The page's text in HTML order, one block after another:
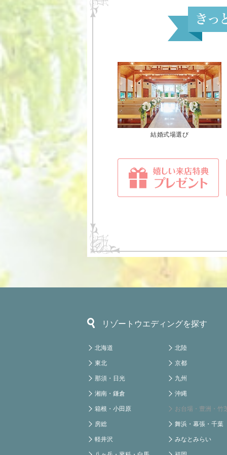
結婚式場選び
リゾートウエディングを探す
北海道
東北
那須・日光
湘南・鎌倉
箱根・小田原
房総
軽井沢
北陸
京都
九州
沖縄
お台場・豊洲・竹
舞浜・幕張・千葉
みなとみらい